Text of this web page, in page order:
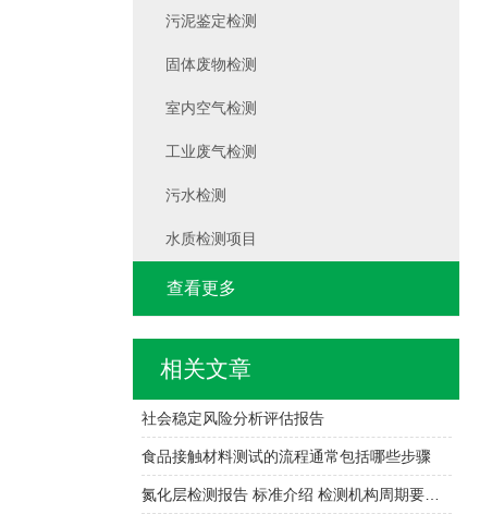
污泥鉴定检测
固体废物检测
室内空气检测
工业废气检测
污水检测
水质检测项目
查看更多
相关文章
社会稳定风险分析评估报告
食品接触材料测试的流程通常包括哪些步骤
氮化层检测报告 标准介绍 检测机构周期要多久